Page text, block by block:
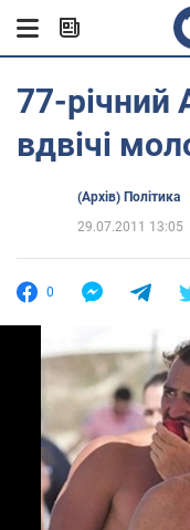
77-річний
вдвічі
(Архів) Політика
29.07.2011 13:05
0